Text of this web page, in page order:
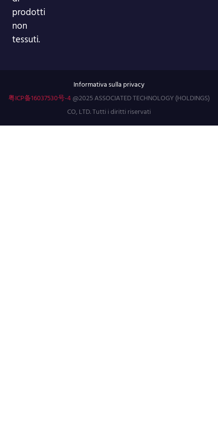
prodotti
non
tessuti.
Informativa sulla privacy
粤ICP备16037530号-4@2025 ASSOCIATED TECHNOLOGY (HOLDINGS)
CO, LTD. Tutti i diritti riservati